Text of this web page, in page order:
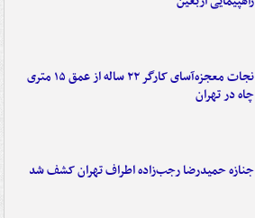
نجات معجزه‌آسای کارگر ۲۲ ساله از عمق ۱۵ متری
چاه در تهران
جنازه حمیدرضا رجب‌زاده اطراف تهران کشف شد